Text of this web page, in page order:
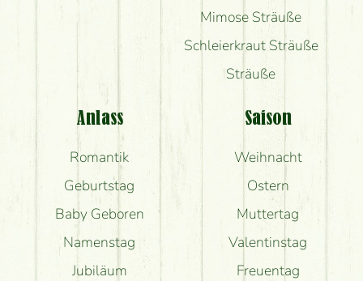
Mimose Sträuße
Schleierkraut Sträuße
Sträuße
Anlass
Romantik
Geburtstag
Baby Geboren
Namenstag
Jubiläum
Saison
Weihnacht
Ostern
Muttertag
Valentinstag
Freuentag